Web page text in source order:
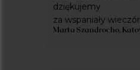
dziękujemy
za wspaniały
Marta Szandrocho,
POLITYKA